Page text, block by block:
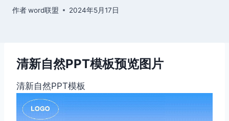
作者word联盟 2024年5月17日
清新自然PPT模板预览图片
清新自然PPT模板